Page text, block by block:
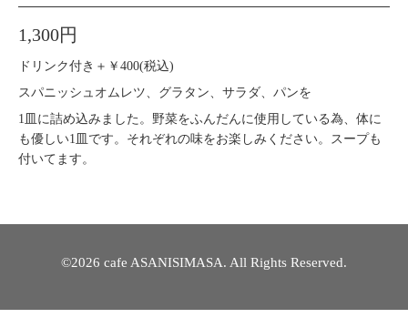
1,300円
ドリンク付き＋￥400(税込)
‪‪‪︎︎スパニッシュオムレツ、グラタン、サラダ、パンを
1皿に詰め込みました。野菜をふんだんに使用している為、体に
も優しい1皿です。それぞれの味をお楽しみください。スープも
付いてます。
©2026 cafe ASANISIMASA. All Rights Reserved.